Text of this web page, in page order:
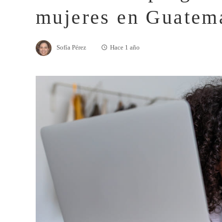
mujeres en
Sofía Pérez Hace 1 año